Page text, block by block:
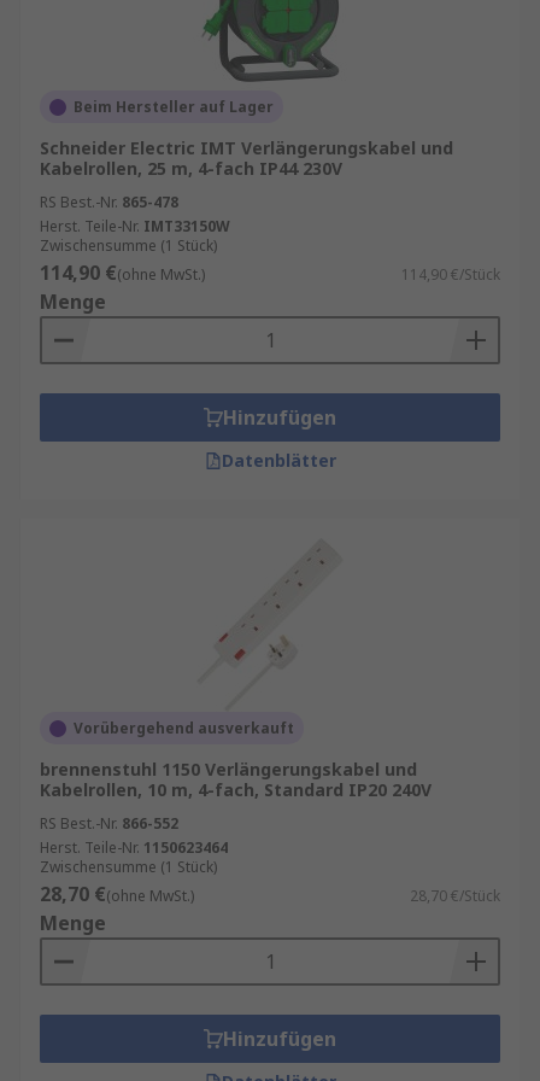
Eine IP-Schutzart (Schutz vor
eindringenden Medien) definiert, wie effektiv ein
elektrisches Gehäuse gegen Fremdkörper
abgedichtet ist.IP20,IP44
Überspannungsschutz:
Überspannungsschutzfunktion schützt das Gerät
und die angeschlossenen Geräte vor
Spannungsspitzen.
Buchsen mit Schalter:
Einige Modelle verfügen
Beim Hersteller auf Lager
Schneider Electric IMT Verlängerungskabel und
Kabelrollen, 25 m, 4-fach IP44 230V
RS Best.-Nr. 865-478
Herst. Teile-Nr. IMT33150W
Zwischensumme (1 Stück)
114,90 €(ohne MwSt.) 114,90 €/Stück
Menge
Hinzufügen
Datenblätter
Vorübergehend ausverkauft
brennenstuhl 1150 Verlängerungskabel und
Kabelrollen, 10 m, 4-fach, Standard IP20 240V
RS Best.-Nr. 866-552
Herst. Teile-Nr. 1150623464
Zwischensumme (1 Stück)
28,70 €(ohne MwSt.) 28,70 €/Stück
Menge
Hinzufügen